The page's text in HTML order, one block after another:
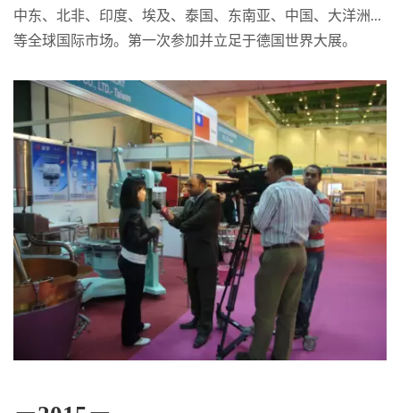
中东、北非、印度、埃及、泰国、东南亚、中国、大洋洲...
等全球国际市场。第一次参加并立足于德国世界大展。